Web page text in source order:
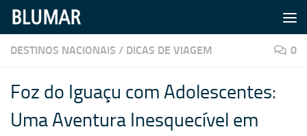
Skip to content
DESTINOS NACIONAIS / DICAS DE VIAGEM 0
Foz do Iguaçu com Adolescentes:
Uma Aventura Inesquecível em